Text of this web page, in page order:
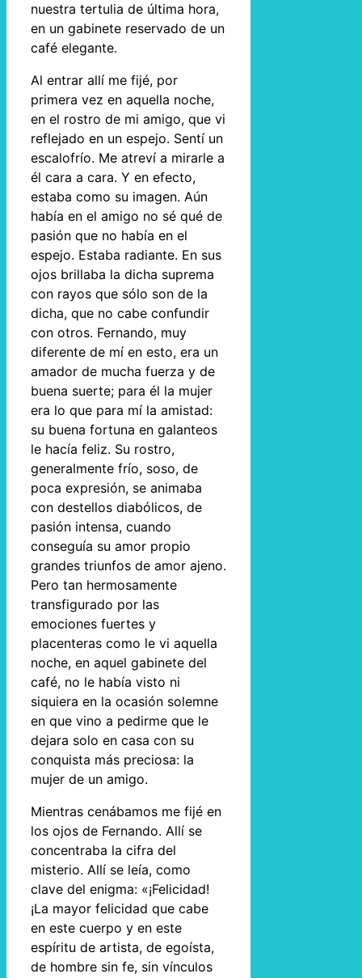
nuestra tertulia de última hora,
en un gabinete reservado de un
café elegante.
Al entrar allí me fijé, por
primera vez en aquella noche,
en el rostro de mi amigo, que vi
reflejado en un espejo. Sentí un
escalofrío. Me atreví a mirarle a
él cara a cara. Y en efecto,
estaba como su imagen. Aún
había en el amigo no sé qué de
pasión que no había en el
espejo. Estaba radiante. En sus
ojos brillaba la dicha suprema
con rayos que sólo son de la
dicha, que no cabe confundir
con otros. Fernando, muy
diferente de mí en esto, era un
amador de mucha fuerza y de
buena suerte; para él la mujer
era lo que para mí la amistad:
su buena fortuna en galanteos
le hacía feliz. Su rostro,
generalmente frío, soso, de
poca expresión, se animaba
con destellos diabólicos, de
pasión intensa, cuando
conseguía su amor propio
grandes triunfos de amor ajeno.
Pero tan hermosamente
transfigurado por las
emociones fuertes y
placenteras como le vi aquella
noche, en aquel gabinete del
café, no le había visto ni
siquiera en la ocasión solemne
en que vino a pedirme que le
dejara solo en casa con su
conquista más preciosa: la
mujer de un amigo.
Mientras cenábamos me fijé en
los ojos de Fernando. Allí se
concentraba la cifra del
misterio. Allí se leía, como
clave del enigma: «¡Felicidad!
¡La mayor felicidad que cabe
en este cuerpo y en este
espíritu de artista, de egoísta,
de hombre sin fe, sin vínculos